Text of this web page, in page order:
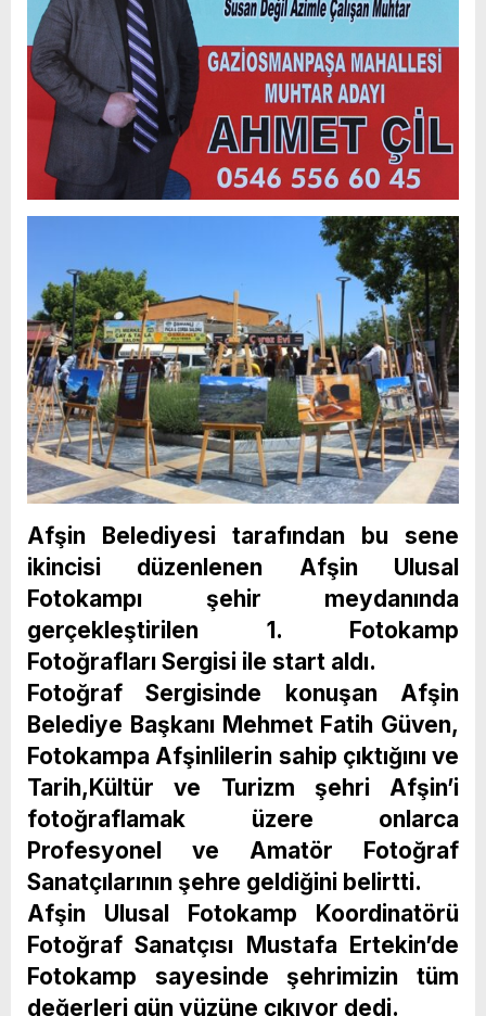
Afşin Belediyesi tarafından bu sene
ikincisi düzenlenen Afşin Ulusal
Fotokampı şehir meydanında
gerçekleştirilen 1. Fotokamp
Fotoğrafları Sergisi ile start aldı.
Fotoğraf Sergisinde konuşan Afşin
Belediye Başkanı Mehmet Fatih Güven,
Fotokampa Afşinlilerin sahip çıktığını ve
Tarih,Kültür ve Turizm şehri Afşin’i
fotoğraflamak üzere onlarca
Profesyonel ve Amatör Fotoğraf
Sanatçılarının şehre geldiğini belirtti.
Afşin Ulusal Fotokamp Koordinatörü
Fotoğraf Sanatçısı Mustafa Ertekin’de
Fotokamp sayesinde şehrimizin tüm
değerleri gün yüzüne çıkıyor dedi.